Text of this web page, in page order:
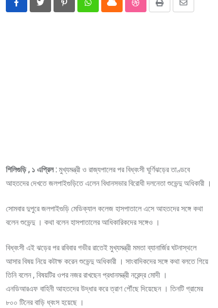
PinterestWhatsappCloud StumbleUpon
Print
Share
শিলিগুড়ি , ১ এপ্রিল : মুখ্যমন্ত্রী ও রাজ্যপালের‌ পর‌ বিধ্বংসী ঘূর্ণিঝড়ের তাণ্ডবে
আহতদের দেখতে জলপাইগুড়িতে‌ এলেন বিধানসভার‌ বিরোধী দলনেতা শুভেন্দু অধিকারী ।
সোমবার দুপুরে জলপাইগুড়ি মেডিক্যাল‌ কলেজ হাসপাতালে এসে আহতদের সঙ্গে কথা
বলেন শুভেন্দু । কথা বলেন হাসপাতালের আধিকারিকদের সঙ্গেও ।
বিধ্বংসী এই ঝড়ের পর‌ রবিবার গভীর রাতেই মুখ্যমন্ত্রী মমতা ব্যানার্জির ঘটনাস্থলে
আসার বিষয় নিয়ে কটাক্ষ করেন শুভেন্দু অধিকারী । সাংবাদিকদের সঙ্গে কথা বলতে গিয়ে
তিনি বলেন , বিষয়টির ওপর নজর রাখছেন প্রধানমন্ত্রী নরেন্দ্র মোদী ।
এনডি‌আর‌এফ‌ বাহিনী আহতদের উদ্ধার করে ত্রাণ‌ পৌঁছে দিয়েছেন । তিনটি গ্রামের
৮০০ টিনের‌ বাড়ি ধ্বংস হয়েছে ।